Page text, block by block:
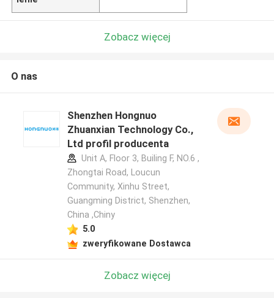
Zobacz więcej
O nas
Shenzhen Hongnuo
Zhuanxian Technology Co.,
Ltd profil producenta
Unit A, Floor 3, Builing F, NO.6 ,
Zhongtai Road, Loucun
Community, Xinhu Street,
Guangming District, Shenzhen,
China ,Chiny
5.0
zweryfikowane Dostawca
Zobacz więcej